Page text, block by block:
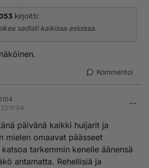
kirjoitti:
sadisti kaikissa asioissa.
Kommentoi
päivänä kaikki huijarit ja
mielen omaavat päässeet
tarkemmin kenelle äänensä
antamatta. Rehellisiä ja